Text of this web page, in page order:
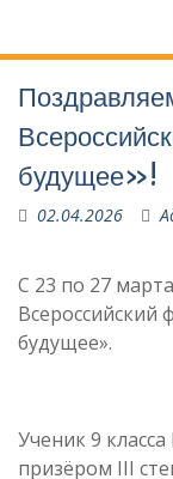
будущее»!
02.04.2026
С 23 по 27
будущее».
Ученик 9
призёром III